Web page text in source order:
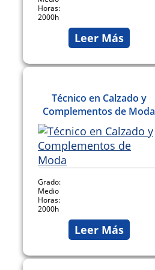
Horas:
2000h
Leer Más
Técnico en Calzado y
Complementos de Moda
Grado:
Medio
Horas:
2000h
Leer Más